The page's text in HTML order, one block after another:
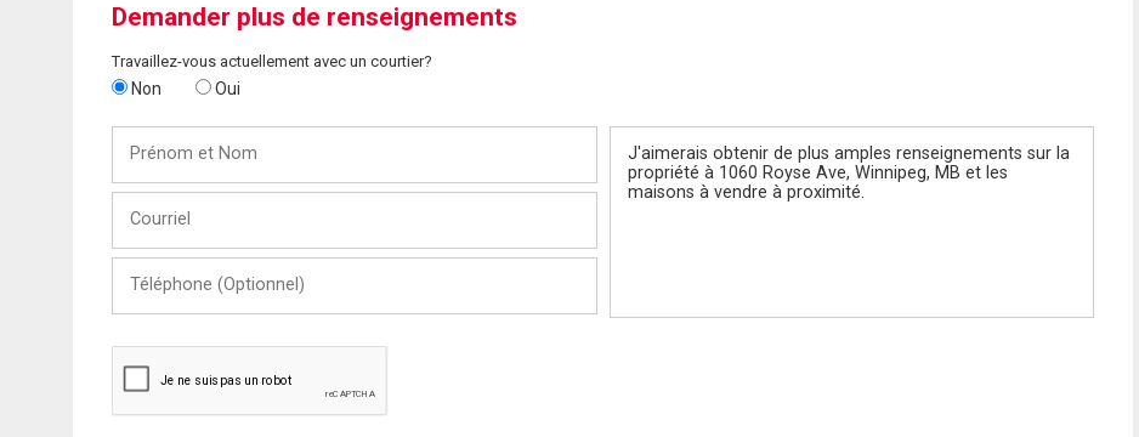
Demander plus de renseignements
Travaillez-vous actuellement avec un courtier?
Non Oui
Nom
(Optionnel)